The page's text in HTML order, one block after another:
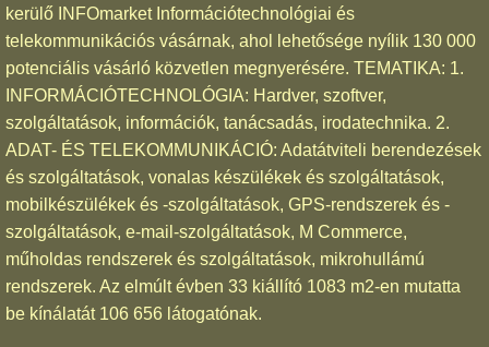
kerülő INFOmarket Információtechnológiai és
telekommunikációs vásárnak, ahol lehetősége nyílik 130 000
potenciális vásárló közvetlen megnyerésére. TEMATIKA: 1.
INFORMÁCIÓTECHNOLÓGIA: Hardver, szoftver,
szolgáltatások, információk, tanácsadás, irodatechnika. 2.
ADAT- ÉS TELEKOMMUNIKÁCIÓ: Adatátviteli berendezések
és szolgáltatások, vonalas készülékek és szolgáltatások,
mobilkészülékek és -szolgáltatások, GPS-rendszerek és -
szolgáltatások, e-mail-szolgáltatások, M Commerce,
műholdas rendszerek és szolgáltatások, mikrohullámú
rendszerek. Az elmúlt évben 33 kiállító 1083 m2-en mutatta
be kínálatát 106 656 látogatónak.